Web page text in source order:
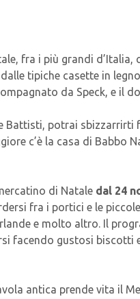
fra i più grandi d’Italia,
tipiche casette in
da Speck, e il
Battisti, potrai
c’è la casa di
di Natale dal 24
fra i portici e le
e molto altro. Il
facendo gustosi
antica prende vita il